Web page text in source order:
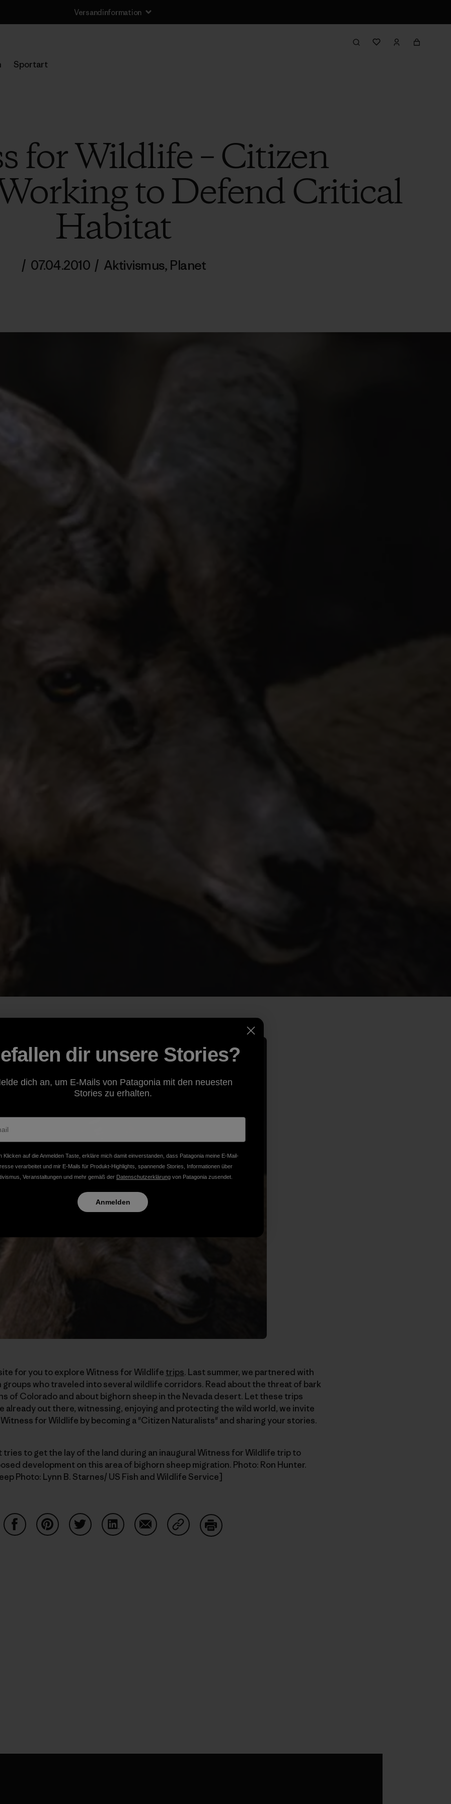
Versandinformation
Sportart
for Wildlife – Citizen
to Defend Critical
Habitat
/ 07.04.2010 / Aktivismus, Planet
for you to explore Witness for Wildlife trips. Last summer, we partnered with
who traveled into several wildlife corridors. Read about the threat of bark
of Colorado and about bighorn sheep in the Nevada desert. Let these trips
already out there, witnessing, enjoying and protecting the wild world, we invite
for Wildlife by becoming a "Citizen Naturalists" and sharing your stories.
tries to get the lay of the land during an inaugural Witness for Wildlife trip to
development on this area of bighorn sheep migration. Photo: Ron Hunter.
Photo: Lynn B. Starnes/ US Fish and Wildlife Service]
dir unsere Stories?
dich an, um E-Mails von Patagonia mit den neuesten
Stories zu erhalten.
Klicken auf die Anmelden Taste, erkläre mich damit einverstanden, dass Patagonia meine E-Mail-
verarbeitet und mir E-Mails für Produkt-Highlights, spannende Stories, Informationen über
Veranstaltungen und mehr gemäß der Datenschutzerklärung von Patagonia zusendet.
Anmelden